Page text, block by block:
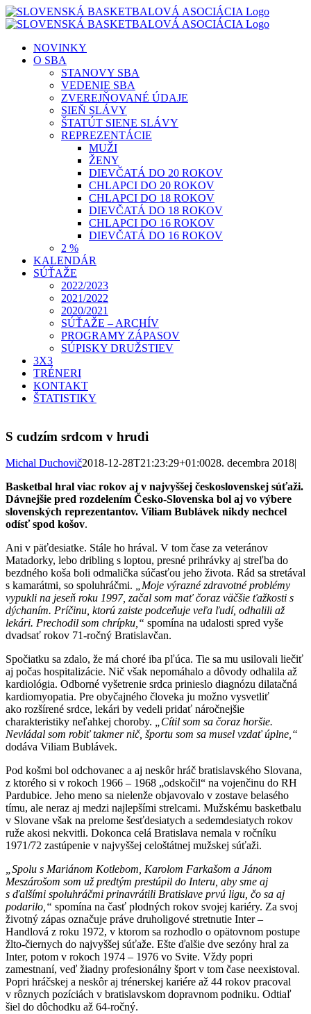
Skip
to
NOVINKY
O SBA
STANOVY SBA
VEDENIE SBA
ZVEREJŇOVANÉ ÚDAJE
SIEŇ SLÁVY
ŠTATÚT SIENE SLÁVY
REPREZENTÁCIE
MUŽI
ŽENY
DIEVČATÁ DO 20 ROKOV
CHLAPCI DO 20 ROKOV
CHLAPCI DO 18 ROKOV
DIEVČATÁ DO 18 ROKOV
CHLAPCI DO 16 ROKOV
DIEVČATÁ DO 16 ROKOV
2 %
KALENDÁR
SÚŤAŽE
2022/2023
2021/2022
2020/2021
SÚŤAŽE – ARCHÍV
PROGRAMY ZÁPASOV
SÚPISKY DRUŽSTIEV
3X3
TRÉNERI
KONTAKT
ŠTATISTIKY
S cudzím srdcom v hrudi
Michal Duchovič2018-12-28T21:23:29+01:0028. decembra 2018|
Basketbal hral viac rokov aj v najvyššej československej súťaži.
Dávnejšie pred rozdelením Česko-Slovenska bol aj vo výbere
slovenských reprezentantov. Viliam Bublávek nikdy nechcel
odísť spod košov.
Ani v päťdesiatke. Stále ho hrával. V tom čase za veteránov
Matadorky, lebo dribling s loptou, presné prihrávky aj streľba do
bezdného koša boli odmalička súčasťou jeho života. Rád sa stretával
s kamarátmi, so spoluhráčmi. „Moje výrazné zdravotné problémy
vypukli na jeseň roku 1997, začal som mať čoraz väčšie ťažkosti s
dýchaním. Príčinu, ktorú zaiste podceňuje veľa ľudí, odhalili až
lekári. Prechodil som chrípku,“ spomína na udalosti spred vyše
dvadsať rokov 71-ročný Bratislavčan.
Spočiatku sa zdalo, že má choré iba pľúca. Tie sa mu usilovali liečiť
aj počas hospitalizácie. Nič však nepomáhalo a dôvody odhalila až
kardiológia. Odborné vyšetrenie srdca prinieslo diagnózu dilatačná
kardiomyopatia. Pre obyčajného človeka ju možno vysvetliť
ako rozšírené srdce, lekári by vedeli pridať náročnejšie
charakteristiky neľahkej choroby. „Cítil som sa čoraz horšie.
Nevládal som robiť takmer nič, športu som sa musel vzdať úplne,“
dodáva Viliam Bublávek.
Pod košmi bol odchovanec a aj neskôr hráč bratislavského Slovana,
z ktorého si v rokoch 1966 – 1968 „odskočil“ na vojenčinu do RH
Pardubice. Jeho meno sa nielenže objavovalo v zostave belasého
tímu, ale neraz aj medzi najlepšími strelcami. Mužskému basketbalu
v Slovane však na prelome šesťdesiatych a sedemdesiatych rokov
ruže akosi nekvitli. Dokonca celá Bratislava nemala v ročníku
1971/72 zastúpenie v najvyššej celoštátnej mužskej súťaži.
„Spolu s Mariánom Kotlebom, Karolom Farkašom a Jánom
Meszárošom som už predtým prestúpil do Interu, aby sme aj
s ďalšími spoluhráčmi prinavrátili Bratislave prvú ligu, čo sa aj
podarilo,“ spomína na časť plodných rokov svojej kariéry. Za svoj
životný zápas označuje práve druholigové stretnutie Inter –
Handlová z roku 1972, v ktorom sa rozhodlo o opätovnom postupe
žlto-čiernych do najvyššej súťaže. Ešte ďalšie dve sezóny hral za
Inter, potom v rokoch 1974 – 1976 vo Svite. Vždy popri
zamestnaní, veď žiadny profesionálny šport v tom čase neexistoval.
Popri hráčskej a neskôr aj trénerskej kariére až 44 rokov pracoval
v rôznych pozíciách v bratislavskom dopravnom podniku. Odtiaľ
šiel do dôchodku až 64-ročný.